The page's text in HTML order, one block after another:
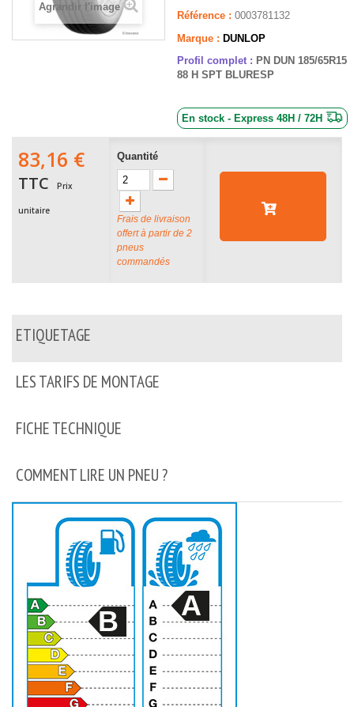
Agrandir l'image
Référence : 0003781132
Marque : DUNLOP
Profil complet : PN DUN 185/65R15
88 H SPT BLURESP
En stock - Express 48H / 72H
83,16 €
TTC Prix
unitaire
Quantité
Frais de livraison
offert à partir de 2
pneus
commandés
ETIQUETAGE
LES TARIFS DE MONTAGE
FICHE TECHNIQUE
COMMENT LIRE UN PNEU ?
B A